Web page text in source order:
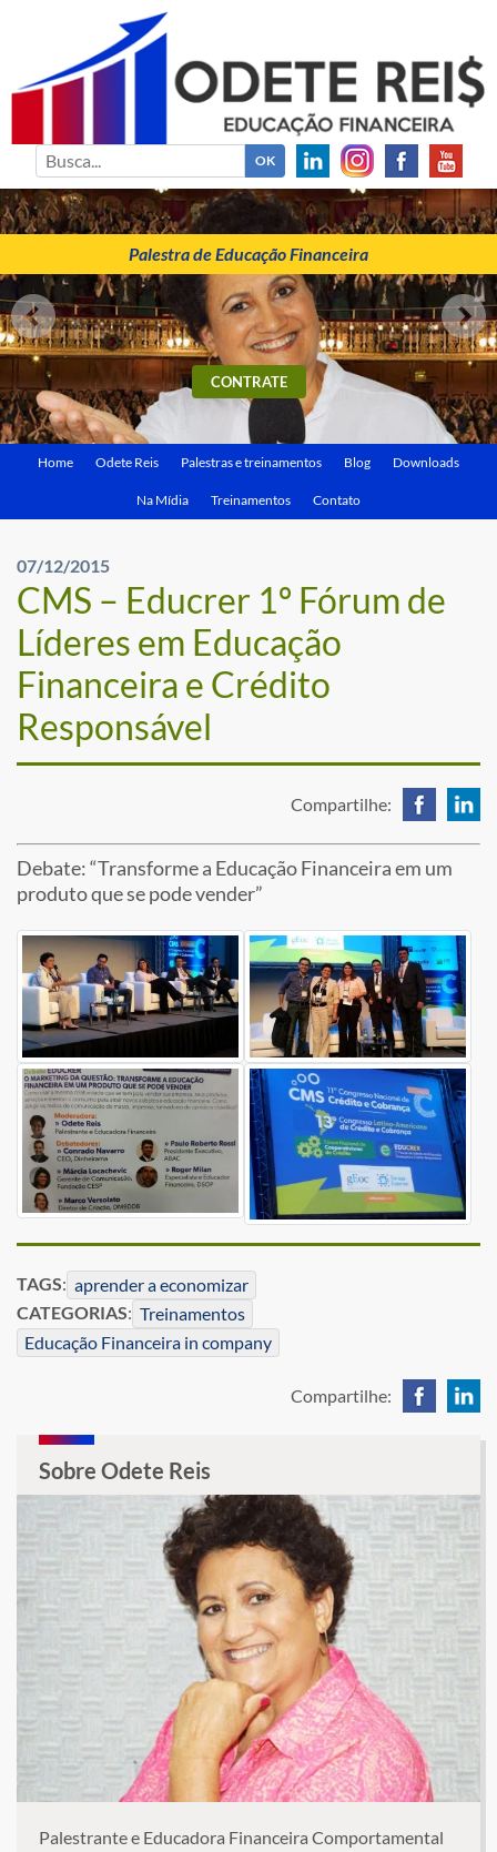
ODETE REIS
Palestrante de Educação Financeira
Palestra de Educação Financeira
CONTRATE
Home Odete Reis Palestras e treinamentos Blog Downloads
Na Mídia Treinamentos Contato
07/12/2015
CMS – Educrer 1º Fórum de
Líderes em Educação
Financeira e Crédito
Responsável
Compartilhe:
Debate: “Transforme a Educação Financeira em um
produto que se pode vender”
TAGS: aprender a economizar
CATEGORIAS: Treinamentos
Educação Financeira in company
Compartilhe:
Sobre Odete Reis
Palestrante e Educadora Financeira Comportamental